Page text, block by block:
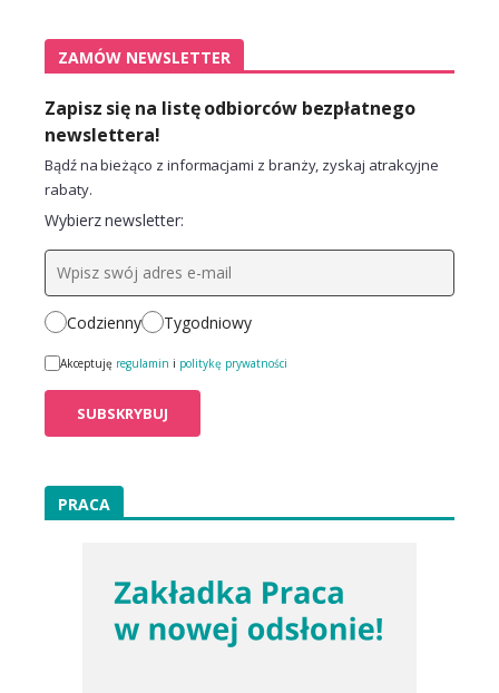
ZAMÓW NEWSLETTER
Zapisz się na listę odbiorców bezpłatnego
newslettera!
Bądź na bieżąco z informacjami z branży, zyskaj atrakcyjne
rabaty.
Wybierz newsletter:
Codzienny Tygodniowy
Akceptuję regulamin i politykę prywatności
PRACA